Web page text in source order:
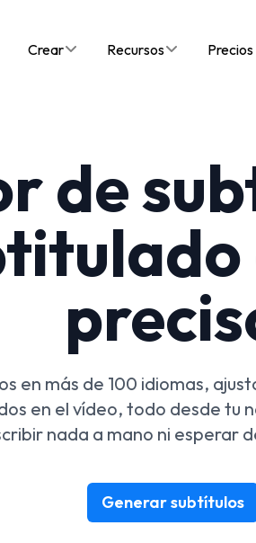
Crear Recursos Precios
de
en más de 100 idiomas,
en el vídeo, todo desde tu
nada a mano ni esperar
Generar subtítulos